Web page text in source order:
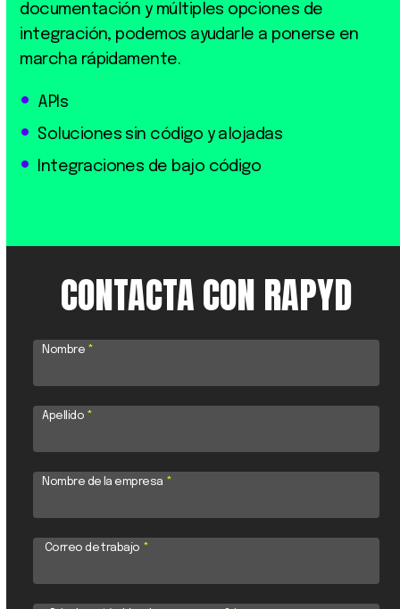
documentación y múltiples opciones de
integración, podemos ayudarle a ponerse en
marcha rápidamente.
APIs
Soluciones sin código y alojadas
Integraciones de bajo código
CONTACTA CON RAPYD
Nombre *
Apellido *
Nombre de la empresa *
Correo de trabajo *